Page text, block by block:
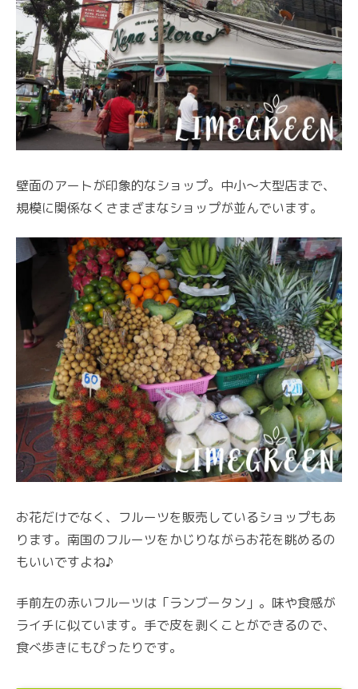
壁面のアートが印象的なショップ。中小～大型店まで、
規模に関係なくさまざまなショップが並んでいます。
お花だけでなく、フルーツを販売しているショップもあ
ります。南国のフルーツをかじりながらお花を眺めるの
もいいですよね♪
手前左の赤いフルーツは「ランブータン」。味や食感が
ライチに似ています。手で皮を剥くことができるので、
食べ歩きにもぴったりです。